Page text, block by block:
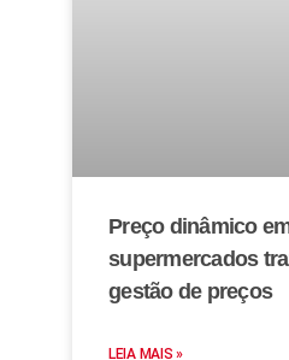
Preço dinâmico
supermercados
gestão de preços
LEIA MAIS »